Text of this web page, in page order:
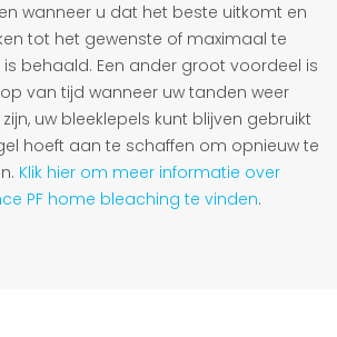
wanneer u dat het beste uitkomt en
tot het gewenste of maximaal te
behaald. Een ander groot voordeel is
van tijd wanneer uw tanden weer
uw bleeklepels kunt blijven gebruikt
hoeft aan te schaffen om opnieuw te
Klik hier om meer informatie over
PF home bleaching te vinden.